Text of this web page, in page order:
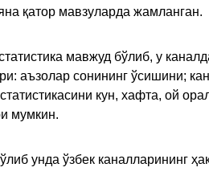
қатор мавзуларда жамланган.
мавжуд бўлиб, у
аъзолар сонининг ўсишини;
кун, хафта, ой
мумкин.
унда ўзбек каналларининг